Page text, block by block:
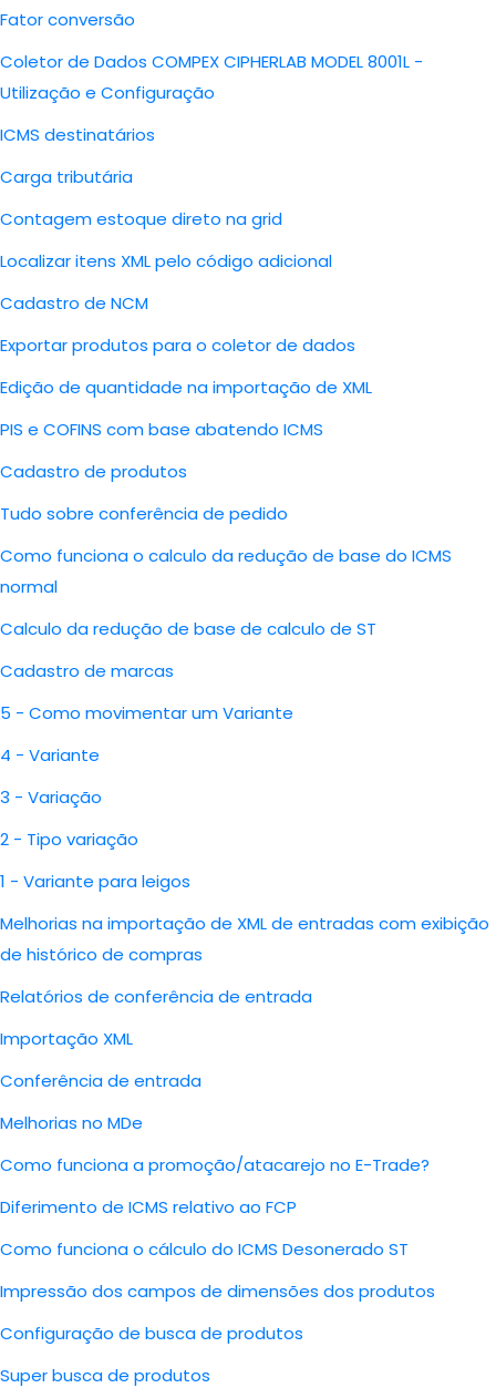
Fator conversão
Coletor de Dados COMPEX CIPHERLAB MODEL 8001L -
Utilização e Configuração
ICMS destinatários
Carga tributária
Contagem estoque direto na grid
Localizar itens XML pelo código adicional
Cadastro de NCM
Exportar produtos para o coletor de dados
Edição de quantidade na importação de XML
PIS e COFINS com base abatendo ICMS
Cadastro de produtos
Tudo sobre conferência de pedido
Como funciona o calculo da redução de base do ICMS
normal
Calculo da redução de base de calculo de ST
Cadastro de marcas
5 - Como movimentar um Variante
4 - Variante
3 - Variação
2 - Tipo variação
1 - Variante para leigos
Melhorias na importação de XML de entradas com exibição
de histórico de compras
Relatórios de conferência de entrada
Importação XML
Conferência de entrada
Melhorias no MDe
Como funciona a promoção/atacarejo no E-Trade?
Diferimento de ICMS relativo ao FCP
Como funciona o cálculo do ICMS Desonerado ST
Impressão dos campos de dimensões dos produtos
Configuração de busca de produtos
Super busca de produtos